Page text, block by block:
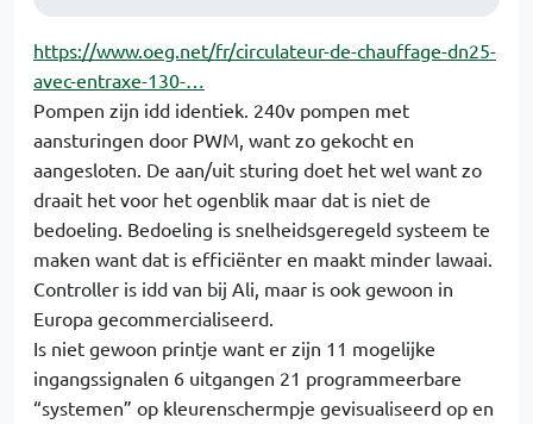
https://www.oeg.net/fr/circulateur-de-chauffage-dn25-
avec-entraxe-130-…
Pompen zijn idd identiek. 240v pompen met
aansturingen door PWM, want zo gekocht en
aangesloten. De aan/uit sturing doet het wel want zo
draait het voor het ogenblik maar dat is niet de
bedoeling. Bedoeling is snelheidsgeregeld systeem te
maken want dat is efficiënter en maakt minder lawaai.
Controller is idd van bij Ali, maar is ook gewoon in
Europa gecommercialiseerd.
Is niet gewoon printje want er zijn 11 mogelijke
ingangssignalen 6 uitgangen 21 programmeerbare
“systemen” op kleurenschermpje gevisualiseerd op en